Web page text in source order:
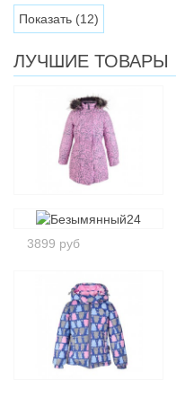
ЛУЧШИЕ ТОВАРЫ
3899 руб